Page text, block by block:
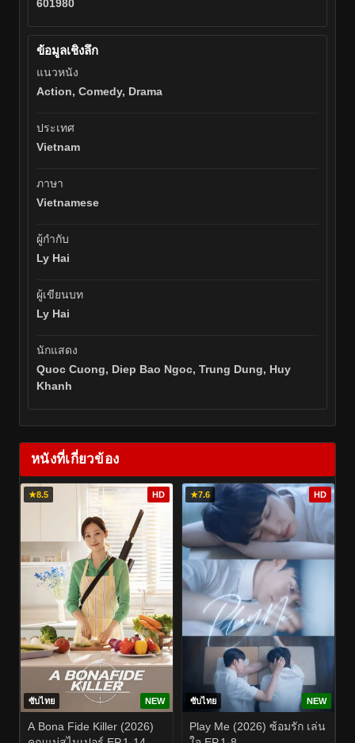
601980
ข้อมูลเชิงลึก
แนวหนัง
Action, Comedy, Drama
ประเทศ
Vietnam
ภาษา
Vietnamese
ผู้กำกับ
Ly Hai
ผู้เขียนบท
Ly Hai
นักแสดง
Quoc Cuong, Diep Bao Ngoc, Trung Dung, Huy
Khanh
หนังที่เกี่ยวข้อง
★8.5 HD
ซับไทย NEW
A Bona Fide Killer (2026)
★7.6 HD
ซับไทย NEW
Play Me (2026) ซ้อมรัก เล่น